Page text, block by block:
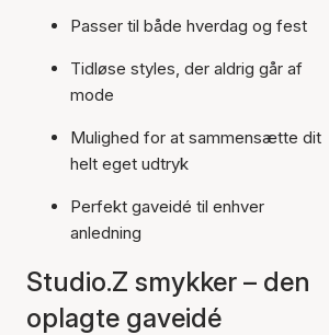
Passer til både hverdag og fest
Tidløse styles, der aldrig går af
mode
Mulighed for at sammensætte dit
helt eget udtryk
Perfekt gaveidé til enhver
anledning
Studio.Z smykker – den
oplagte gaveidé